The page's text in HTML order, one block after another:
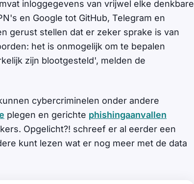
inloggegevens van vrijwel elke denkbare
en Google tot GitHub, Telegram en
gerust stellen dat er zeker sprake is van
het is onmogelijk om te bepalen
zijn blootgesteld', melden de
cybercriminelen onder andere
plegen en gerichte phishingaanvallen
Opgelicht?! schreef er al eerder een
kunt lezen wat er nog meer met de data